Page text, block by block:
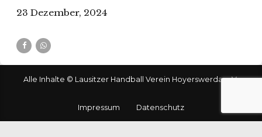
23 Dezember, 2024
Alle Inhalte © Lausitzer Handball Verein Hoyerswerda e.V.
Impressum Datenschutz